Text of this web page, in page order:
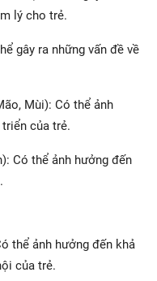
lý cho trẻ.
gây ra những vấn đề về
Mùi): Có thể ảnh
của trẻ.
Có thể ảnh hưởng đến
thể ảnh hưởng đến khả
của trẻ.